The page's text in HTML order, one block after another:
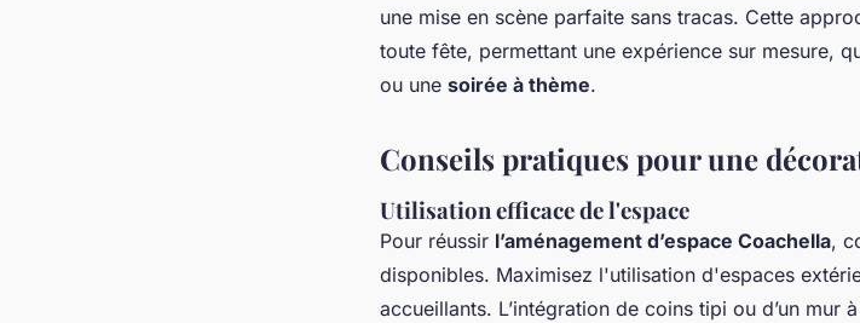
une mise en scène parfaite sans tracas. Cette
toute fête, permettant une expérience sur mesure,
ou une soirée à thème.
Conseils pratiques pour une
Utilisation efficace de l'espace
Pour réussir l’aménagement d’espace Coachella,
disponibles. Maximisez l'utilisation d'espaces
accueillants. L’intégration de coins tipi ou d’un mur